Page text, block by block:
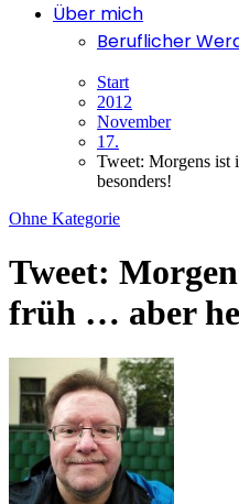
Über mich
Beruflicher
Start
2012
November
17.
Tweet: Morgens ist
besonders!
Ohne Kategorie
Tweet:
früh … aber